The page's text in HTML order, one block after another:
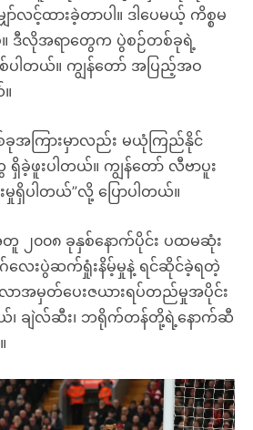
ာ်လင့်ထားခဲ့တာပါ။ ဒါပေမယ့် ကိစ္စမ
ပဲ။ ဒီလိုအရာတွေက ပွဲစဉ်တစ်ခုရဲ့
ပါတယ်။ ကျွန်တော် အပြည့်အဝ
အကြားမှာလည်း မယုံကြည်နိုင်
ဖူးပါတယ်။ ကျွန်တော် လီဗာပူး
မှုရှိပါတယ်”လို့ ပြောပါတယ်။
၂၀၀၈ ခုနှစ်နောက်ပိုင်း ပထမဆုံး
လေးပွဲဆက်ရှုံးနိမ့်မှုနဲ့ ရင်ဆိုင်ခဲ့ရတဲ့
အမှတ်ပေးဇယားရပ်တည်မှုအပိုင်း
ယ်၊ ချဲလ်ဆီး၊ ဘရိုက်တန်တို့ရဲ့နောက်ဆီ